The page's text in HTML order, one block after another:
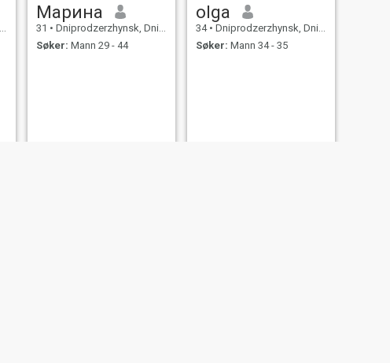
Марина
31 • Dniprodzerzhynsk, Dnipropetrovs'k, Ukraina
Søker: Mann 29 - 44
olga
34 • Dniprodzerzhynsk, Dnipropetrovs'k, Ukraina
Søker: Mann 34 - 35